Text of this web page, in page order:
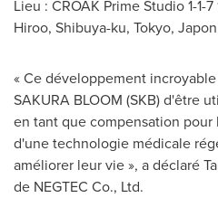
Lieu : CROAK Prime Studio 1-1-
Hiroo, Shibuya-ku, Tokyo, Japon
« Ce développement
SAKURA BLOOM (SKB) d'être
en tant que compensation
d'une technologie médicale
améliorer leur vie », a déclaré
de NEGTEC Co., Ltd.